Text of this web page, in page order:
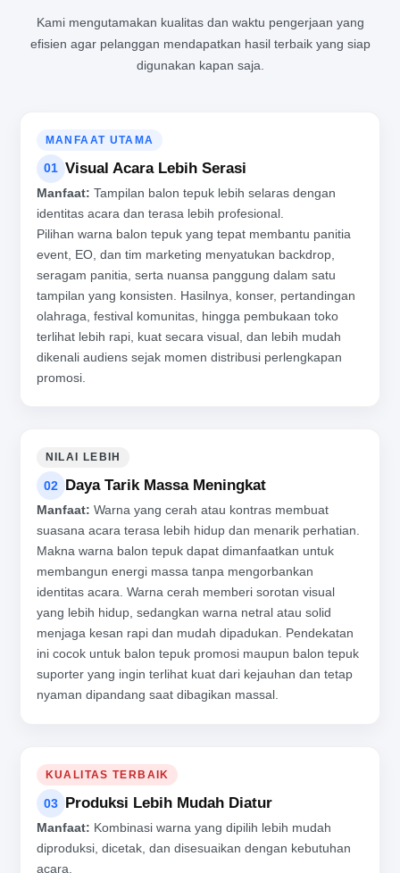
Kami mengutamakan kualitas dan waktu pengerjaan yang
efisien agar pelanggan mendapatkan hasil terbaik yang siap
digunakan kapan saja.
MANFAAT UTAMA
01 Visual Acara Lebih Serasi
Manfaat: Tampilan balon tepuk lebih selaras dengan
identitas acara dan terasa lebih profesional.
Pilihan warna balon tepuk yang tepat membantu panitia
event, EO, dan tim marketing menyatukan backdrop,
seragam panitia, serta nuansa panggung dalam satu
tampilan yang konsisten. Hasilnya, konser, pertandingan
olahraga, festival komunitas, hingga pembukaan toko
terlihat lebih rapi, kuat secara visual, dan lebih mudah
dikenali audiens sejak momen distribusi perlengkapan
promosi.
NILAI LEBIH
02 Daya Tarik Massa Meningkat
Manfaat: Warna yang cerah atau kontras membuat
suasana acara terasa lebih hidup dan menarik perhatian.
Makna warna balon tepuk dapat dimanfaatkan untuk
membangun energi massa tanpa mengorbankan
identitas acara. Warna cerah memberi sorotan visual
yang lebih hidup, sedangkan warna netral atau solid
menjaga kesan rapi dan mudah dipadukan. Pendekatan
ini cocok untuk balon tepuk promosi maupun balon tepuk
suporter yang ingin terlihat kuat dari kejauhan dan tetap
nyaman dipandang saat dibagikan massal.
KUALITAS TERBAIK
03 Produksi Lebih Mudah Diatur
Manfaat: Kombinasi warna yang dipilih lebih mudah
diproduksi, dicetak, dan disesuaikan dengan kebutuhan
acara.